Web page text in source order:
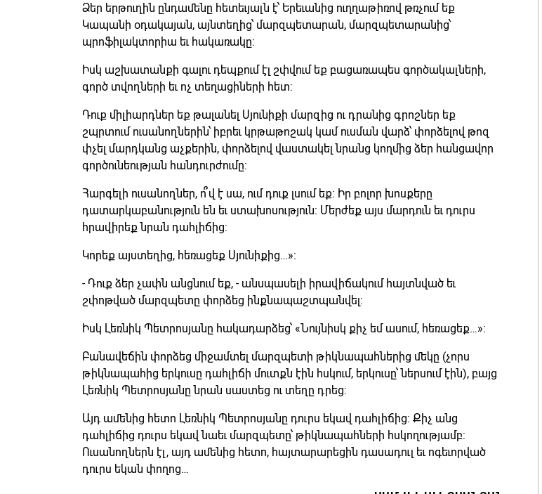
Ձեր երթուղին ընդամենը հետեւյալն է՝ Երեւանից ուղղաթիռով թռչում եք
Կապանի օդակայան, այնտեղից՝ մարզպետարան, մարզպետարանից՝
պրոֆիլակտորիա եւ հակառակը:
Իսկ աշխատանքի գալու դեպքում էլ շփվում եք բացառապես գործակալների,
գործ տվողների եւ ոչ տեղացիների հետ:
Դուք միլիարդներ եք թալանել Սյունիքի մարզից ու դրանից գրոշներ եք
շպրտում ուսանողներին՝ իբրեւ կրթաթոշակ կամ ուսման վարձ՝ փորձելով թոզ
փչել մարդկանց աչքերին, փորձելով վաստակել նրանց կողմից ձեր հանցավոր
գործունեության հանդուրժումը:
Հարգելի ուսանողներ, ո՞վ է սա, ում դուք լսում եք: Իր բոլոր խոսքերը
դատարկաբանություն են եւ ստախոսություն: Մերժեք այս մարդուն եւ դուրս
հրավիրեք նրան դահլիճից:
Կորեք այստեղից, հեռացեք Սյունիքից…»:
- Դուք ձեր չափն անցնում եք, - անսպասելի իրավիճակում հայտնված եւ
շփոթված մարզպետը փորձեց ինքնապաշտպանվել:
Իսկ Լեռնիկ Պետրոսյանը հակադարձեց՝ «Նույնիսկ քիչ եմ ասում, հեռացեք…»:
Բանավեճին փորձեց միջամտել մարզպետի թիկնապահներից մեկը (չորս
թիկնապահից երկուսը դահլիճի մուտքն էին հսկում, երկուսը՝ ներսում էին), բայց
Լեռնիկ Պետրոսյանը նրան սաստեց ու տեղը դրեց:
Այդ ամենից հետո Լեռնիկ Պետրոսյանը դուրս եկավ դահլիճից: Քիչ անց
դահլիճից դուրս եկավ նաեւ մարզպետը՝ թիկնապահների հսկողությամբ:
Ուսանողներն էլ, այդ ամենից հետո, հայտարարեցին դասադուլ եւ ոգեւորված
դուրս եկան փողոց…